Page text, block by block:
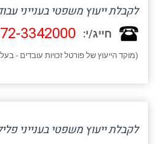
לקבלת ייעוץ משפטי בענייני
חייג/י: 3342000
(מוקד הייעוץ של פורטל זכויות עובדים -
לקבלת ייעוץ משפטי בענייני